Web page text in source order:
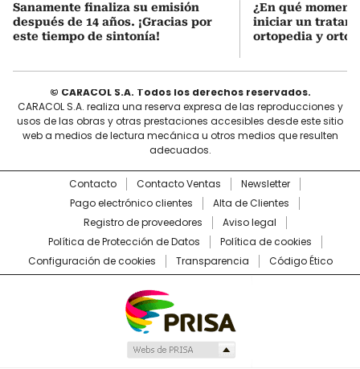
Sanamente finaliza su emisión
después de 14 años. ¡Gracias por
este tiempo de sintonía!
¿En qué
iniciar un
ortopedia y
© CARACOL S.A. Todos los derechos reservados.
CARACOL S.A. realiza una reserva expresa de las reproducciones y
usos de las obras y otras prestaciones accesibles desde este sitio
web a medios de lectura mecánica u otros medios que resulten
adecuados.
Contacto Contacto Ventas
Newsletter
Pago electrónico clientes
Alta de Clientes
Registro de proveedores
Aviso legal
Política de Protección de Datos
Política de cookies
Configuración de cookies
Transparencia Código Ético